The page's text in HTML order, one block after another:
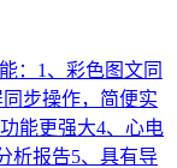
：1、彩色图文同
步操作，简便实
能更强大4、心电
析报告5、具有导